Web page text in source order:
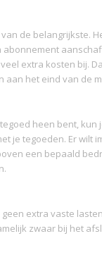
de belangrijkste.
extra kosten bij.
aan het eind van de
heen bent, kun
je tegoeden. Er wilt
een bepaald
extra vaste
zwaar bij het